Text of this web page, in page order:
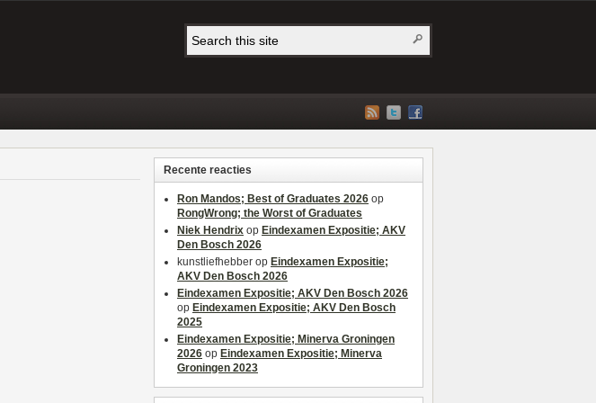
Recente reacties
Ron Mandos; Best of Graduates 2026 op
RongWrong; the Worst of Graduates
Niek Hendrix op Eindexamen Expositie; AKV
Den Bosch 2026
kunstliefhebber op Eindexamen Expositie;
AKV Den Bosch 2026
Eindexamen Expositie; AKV Den Bosch 2026
op Eindexamen Expositie; AKV Den Bosch
2025
Eindexamen Expositie; Minerva Groningen
2026 op Eindexamen Expositie; Minerva
Groningen 2023